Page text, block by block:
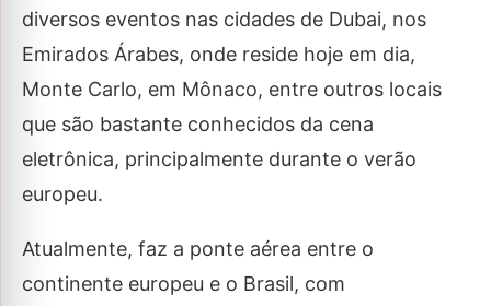
diversos eventos nas cidades de Dubai, nos
Emirados Árabes, onde reside hoje em dia,
Monte Carlo, em Mônaco, entre outros locais
que são bastante conhecidos da cena
eletrônica, principalmente durante o verão
europeu.
Atualmente, faz a ponte aérea entre o
continente europeu e o Brasil, com